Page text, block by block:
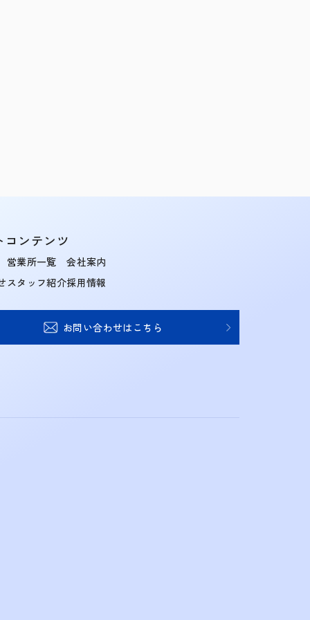
コンテンツ
営業所一覧
スタッフ紹介
会社案内
採用情報
お問い合わせはこちら